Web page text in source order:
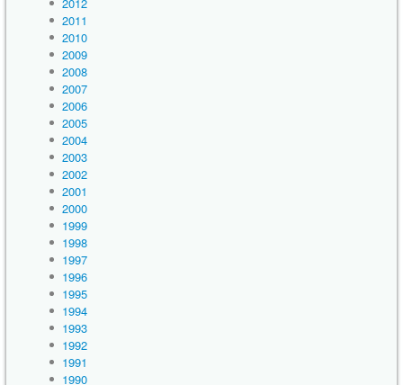
2011
2010
2009
2008
2007
2006
2005
2004
2003
2002
2001
2000
1999
1998
1997
1996
1995
1994
1993
1992
1991
1990